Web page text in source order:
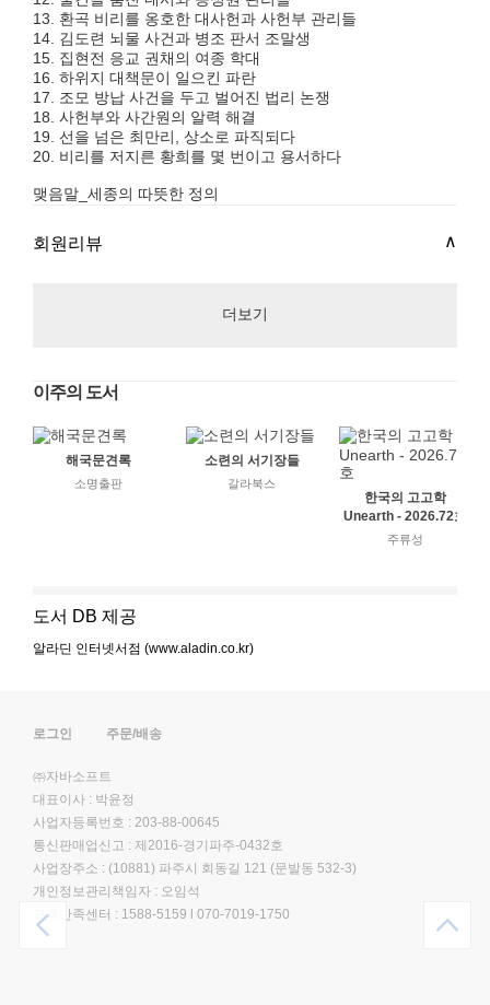
13. 환곡 비리를 옹호한 대사헌과 사헌부 관리들
14. 김도련 뇌물 사건과 병조 판서 조말생
15. 집현전 응교 권채의 여종 학대
16. 하위지 대책문이 일으킨 파란
17. 조모 방납 사건을 두고 벌어진 법리 논쟁
18. 사헌부와 사간원의 알력 해결
19. 선을 넘은 최만리, 상소로 파직되다
20. 비리를 저지른 황희를 몇 번이고 용서하다
맺음말_세종의 따뜻한 정의
회원리뷰
더보기
이주의 도서
해국문견록
소명출판
소련의 서기장들
갈라북스
한국의 고고학
Unearth - 2026.72호
주류성
도서 DB 제공
알라딘 인터넷서점 (www.aladin.co.kr)
로그인 주문/배송
㈜자바소프트
대표이사 : 박윤정
사업자등록번호 : 203-88-00645
통신판매업신고 : 제2016-경기파주-0432호
사업장주소 : (10881) 파주시 회동길 121 (문발동 532-3)
개인정보관리책임자 : 오임석
고객만족센터 : 1588-5159 070-7019-1750